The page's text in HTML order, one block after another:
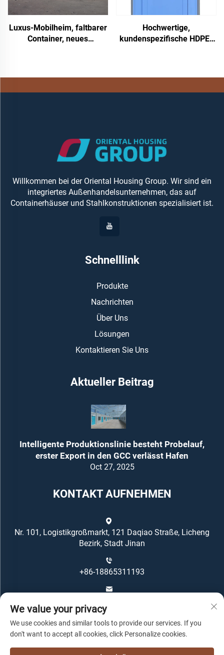
Luxus-Mobilheim, faltbarer
Container, neues
Hochwertige,
kundenspezifische HDPE-
Outdoor-Camping
Willkommen bei der Oriental Housing Group. Wir sind ein
integriertes Außenhandelsunternehmen, das auf
Containerhäuser und Stahlkonstruktionen spezialisiert ist.
Schnelllink
Produkte
Nachrichten
Über Uns
Lösungen
Kontaktieren Sie Uns
Aktueller Beitrag
Intelligente Produktionslinie besteht Probelauf,
erster Export in den GCC verlässt Hafen
Oct 27, 2025
KONTAKT AUFNEHMEN
Nr. 101, Logistikgroßmarkt, 121 Daqiao Straße, Licheng
Bezirk, Stadt Jinan
+86-18865311193
We value your privacy
We use cookies and similar tools to provide our services. If you
don't want to accept all cookies, click Personalize cookies.